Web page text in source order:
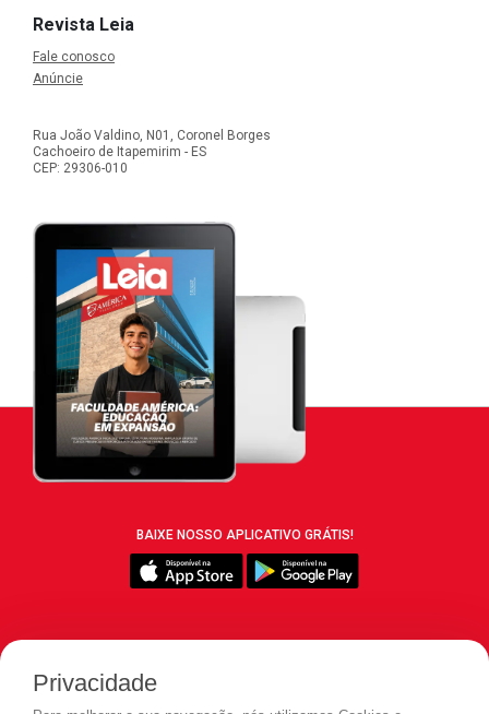
Revista Leia
Fale conosco
Anúncie
Rua João Valdino, N01, Coronel Borges
Cachoeiro de Itapemirim - ES
CEP: 29306-010
BAIXE NOSSO APLICATIVO GRÁTIS!
Privacidade